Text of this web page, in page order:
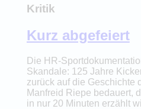
Kritik
Kurz abgefeiert
Die HR-
Skandale: 125 Jahre
zurück auf die Geschichte
Manfreid Riepe bedauert,
in nur 20 Minuten erzählt